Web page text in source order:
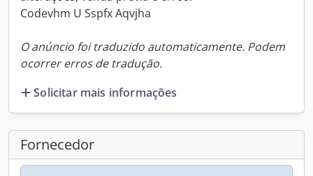
Codevhm U Sspfx Aqvjha
O anúncio foi traduzido automaticamente. Podem
ocorrer erros de tradução.
Solicitar mais informações
Fornecedor